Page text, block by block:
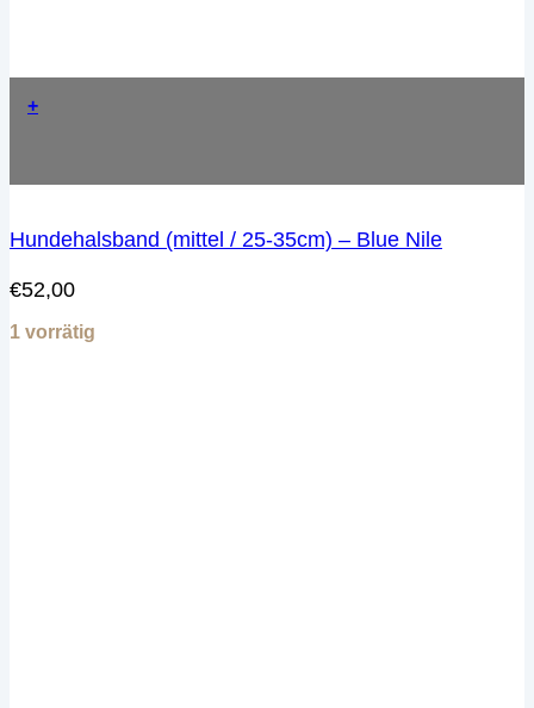
+
Hundehalsband (mittel / 25-35cm) – Blue Nile
€52,00
1 vorrätig